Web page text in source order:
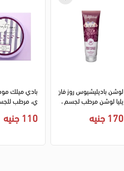
لوشن باديليشيوس روز فان
170 جنيه
بادي ميلك
110 جنيه